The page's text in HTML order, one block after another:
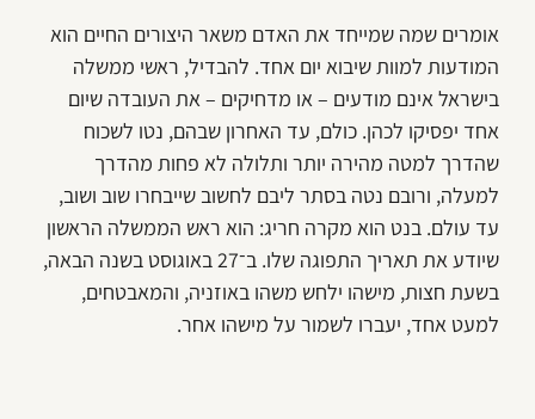
אומרים שמה שמייחד את האדם משאר היצורים החיים הוא
המודעות למוות שיבוא יום אחד. להבדיל, ראשי ממשלה
בישראל אינם מודעים – או מדחיקים – את העובדה שיום
אחד יפסיקו לכהן. כולם, עד האחרון שבהם, נטו לשכוח
שהדרך למטה מהירה יותר ותלולה לא פחות מהדרך
למעלה, ורובם נטה בסתר ליבם לחשוב שייבחרו שוב ושוב,
עד עולם. בנט הוא מקרה חריג: הוא ראש הממשלה הראשון
שיודע את תאריך התפוגה שלו. ב־27 באוגוסט בשנה הבאה,
בשעת חצות, מישהו ילחש משהו באוזניה, והמאבטחים,
למעט אחד, יעברו לשמור על מישהו אחר.